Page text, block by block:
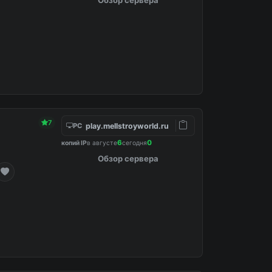
7 PC play.mellstroyworld.ru
копий IPв августе6сегодня0
Обзор сервера